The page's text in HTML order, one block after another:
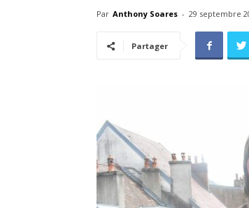
Par Anthony Soares - 29 septembre
Partager